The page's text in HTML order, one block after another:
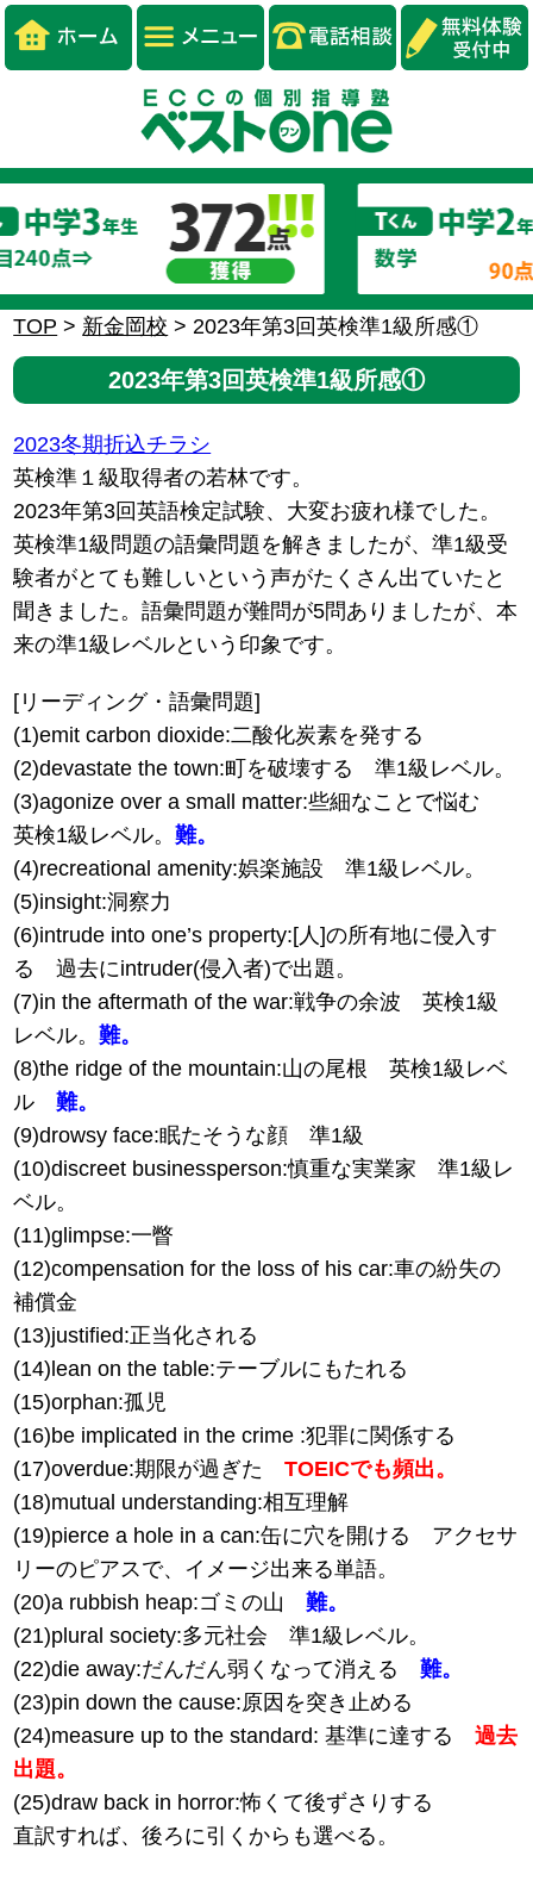
TOP > 新金岡校 >2023年第3回英検準1級所感①
2023年第3回英検準1級所感①
2023冬期折込チラシ
英検準１級取得者の若林です。
2023年第3回英語検定試験、大変お疲れ様でした。
英検準1級問題の語彙問題を解きましたが、準1級受
験者がとても難しいという声がたくさん出ていたと
聞きました。語彙問題が難問が5問ありましたが、本
来の準1級レベルという印象です。
[リーディング・語彙問題]
(1)emit carbon dioxide:二酸化炭素を発する
(2)devastate the town:町を破壊する 準1級レベル。
(3)agonize over a small matter:些細なことで悩む
英検1級レベル。難。
(4)recreational amenity:娯楽施設 準1級レベル。
(5)insight:洞察力
(6)intrude into one’s property:[人]の所有地に侵入す
る 過去にintruder(侵入者)で出題。
(7)in the aftermath of the war:戦争の余波 英検1級
レベル。難。
(8)the ridge of the mountain:山の尾根 英検1級レベ
ル難。
(9)drowsy face:眠たそうな顔 準1級
(10)discreet businessperson:慎重な実業家 準1級レ
ベル。
(11)glimpse:一瞥
(12)compensation for the loss of his car:車の紛失の
補償金
(13)justified:正当化される
(14)lean on the table:テーブルにもたれる
(15)orphan:孤児
(16)be implicated in the crime :犯罪に関係する
(17)overdue:期限が過ぎたTOEICでも頻出。
(18)mutual understanding:相互理解
(19)pierce a hole in a can:缶に穴を開ける アクセサ
リーのピアスで、イメージ出来る単語。
(20)a rubbish heap:ゴミの山難。
(21)plural society:多元社会 準1級レベル。
(22)die away:だんだん弱くなって消える難。
(23)pin down the cause:原因を突き止める
(24)measure up to the standard: 基準に達する過去
出題。
(25)draw back in horror:怖くて後ずさりする
直訳すれば、後ろに引くからも選べる。